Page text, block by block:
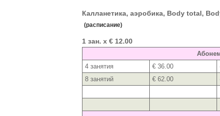
Калланетика, аэробика, Body total,
(расписание)
1 зан. x € 12.00
4 занятия
€ 36.00
8 занятий
€ 62.00